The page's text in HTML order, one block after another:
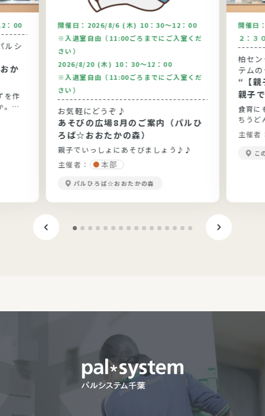
：00
ルシ
を作
。今
開催日： 2026/8/6 (木) 10：30～12：00
※入退室自由（11:00ごろまでにご入室くだ
さい）
2026/8/20 (木) 10：30～12：00
※入退室自由（11:00ごろまでにご入室くだ
さい）
お気軽にどうぞ♪
あそびの広場8月のご案内（パルひ
ろば☆おおたかの森）
親子でいっしょにあそびましょう♪♪
主催者：
本部
パルひろば☆おおたかの森
開催日
２：３
柏セ
テム
“【
親子
手打
食育に
ちうど
主催者
こ